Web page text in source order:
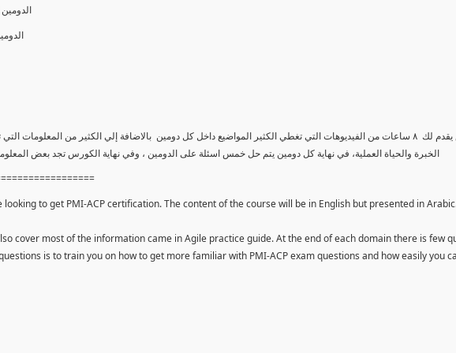
الكورس يقدم لك ٨ ساعات من الفيديوهات التي تغطي الكثير المواضيع داخل كل دومين بالاضافة إلي الكثير من
الخبرة والحياة العملية، في نهاية كل دومين يتم حل خمس اسئلة على الدومين ، وفي نهاية الكورس تجد بعض
to get PMI-ACP certification. The content of the course will be in English but presented in
cover most of the information came in Agile practice guide. At the end of each domain there is few
is to train you on how to get more familiar with PMI-ACP exam questions and how easily you